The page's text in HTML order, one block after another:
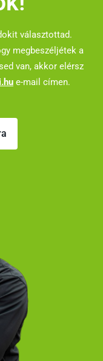
választottad.
megbeszéljétek a
van, akkor elérsz
e-mail címen.